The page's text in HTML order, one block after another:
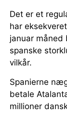
Det er et
har
januar
spanske
vilkår.
Spanierne
betale
millioner